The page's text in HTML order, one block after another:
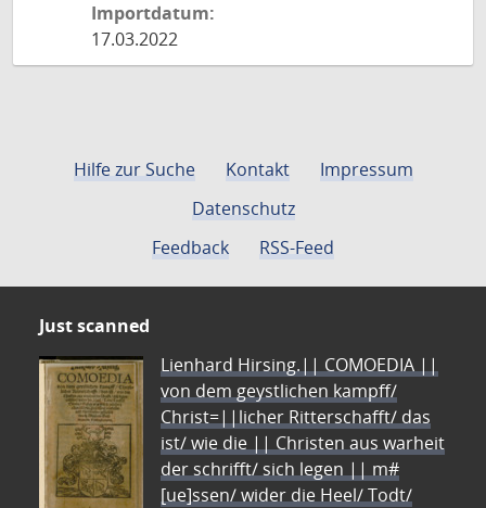
Importdatum:
17.03.2022
Hilfe zur Suche Kontakt
Impressum
Datenschutz
Feedback
RSS-Feed
Just scanned
Lienhard Hirsing.|| COMOEDIA ||
von dem geystlichen kampff/
Christ=||licher Ritterschafft/ das
ist/ wie die || Christen aus warheit
der schrifft/ sich legen || m#
[ue]ssen/ wider die Heel/ Todt/